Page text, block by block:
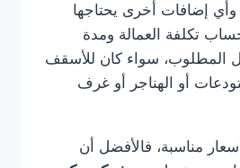
وأي إضافات أخرى يحتاجها
تكلفة العمالة ومدة
المطلوب، سواء كان للأسقف
أو الهناجر أو غرف
مناسبة، فالأفضل أن